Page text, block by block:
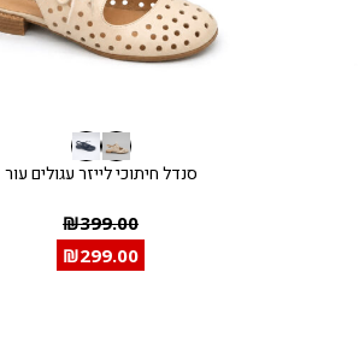
סנדל חיתוכי לייזר עגולים עור
₪399.00
₪299.00